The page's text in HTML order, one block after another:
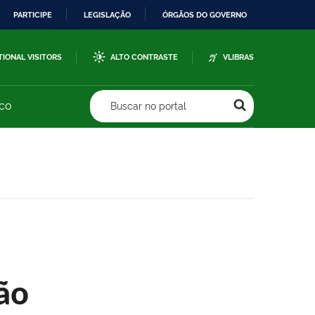
PARTICIPE LEGISLAÇÃO ÓRGÃOS DO GOVERNO
VISITORS ALTO CONTRASTE VLIBRAS
Buscar no portal